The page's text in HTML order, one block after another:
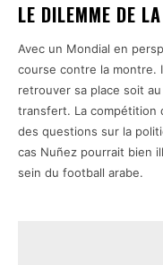
LE DILEMME DE
Avec un Mondial en
course contre la montre.
retrouver sa place soit
transfert. La compétition
des questions sur la
cas Nuñez pourrait bien
sein du football arabe.